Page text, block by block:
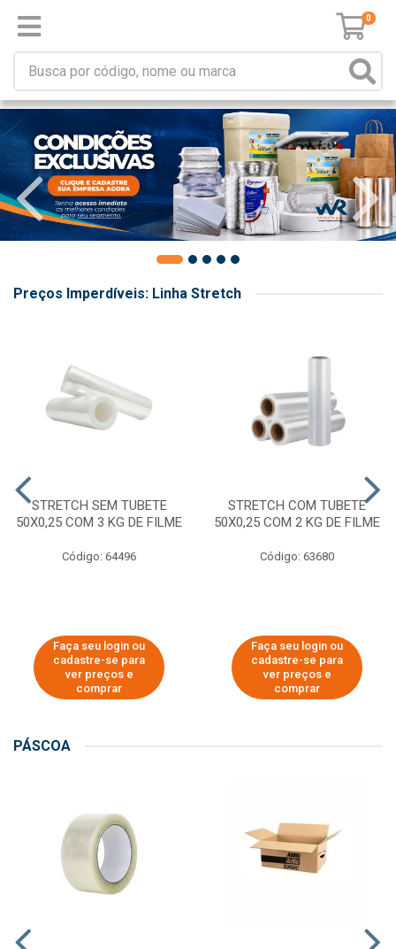
0
Preços Imperdíveis: Linha Stretch
STRETCH SEM TUBETE
50X0,25 COM 3 KG DE FILME
Código: 64496
Faça seu login ou
cadastre-se para
ver preços e
comprar
STRETCH COM TUBETE
50X0,25 COM 2 KG DE FILME
Código: 63680
Faça seu login ou
cadastre-se para
ver preços e
comprar
PÁSCOA